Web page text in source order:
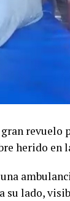
revuelo
herido en
su lado,